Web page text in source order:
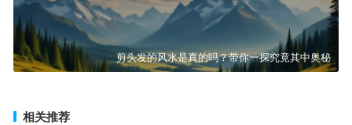
剪头发的风水是真的吗？带你一探究竟其中奥秘
相关推荐